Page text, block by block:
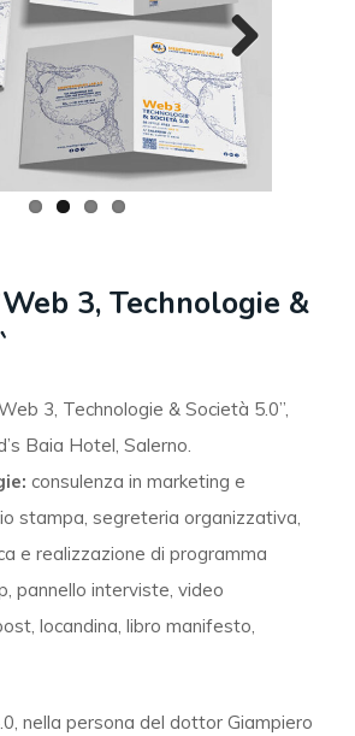
Next
3, Technologie &
3, Technologie & Società 5.0”,
Baia Hotel, Salerno.
consulenza in marketing e
stampa, segreteria organizzativa,
e realizzazione di programma
pannello interviste, video
locandina, libro manifesto,
nella persona del dottor Giampiero